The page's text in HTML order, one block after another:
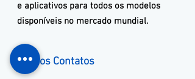
e aplicativos para todos os modelos
disponíveis no mercado mundial.
Nossos Contatos